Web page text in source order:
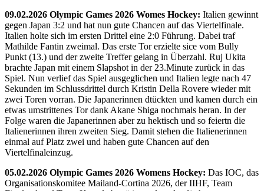
09.02.2026 Olympic Games 2026 Womes Hockey: Italien gewinnt
gegen Japan 3:2 und hat nun gute Chancen auf das Viertelfinale.
Italien holte sich im ersten Drittel eine 2:0 Führung. Dabei traf
Mathilde Fantin zweimal. Das erste Tor erzielte sice vom Bully
Punkt (13.) und der zweite Treffer gelang in Überzahl. Ruj Ukita
brachte Japan mit einem Slapshot in der 23.Minute zurück in das
Spiel. Nun verlief das Spiel ausgeglichen und Italien legte nach 47
Sekunden im Schlussdrittel durch Kristin Della Rovere wieder mit
zwei Toren vorran. Die Japanerinnen dtückten und kamen durch ein
etwas umstrittenes Tor dank Akane Shiga nochmals heran. In der
Folge waren die Japanerinnen aber zu hektisch und so feiertn die
Italienerinnen ihren zweiten Sieg. Damit stehen die Italienerinnen
einmal auf Platz zwei und haben gute Chancen auf den
Viertelfinaleinzug.
05.02.2026 Olympic Games 2026 Womens Hockey: Das IOC, das
Organisationskomitee Mailand-Cortina 2026, der IIHF, Team